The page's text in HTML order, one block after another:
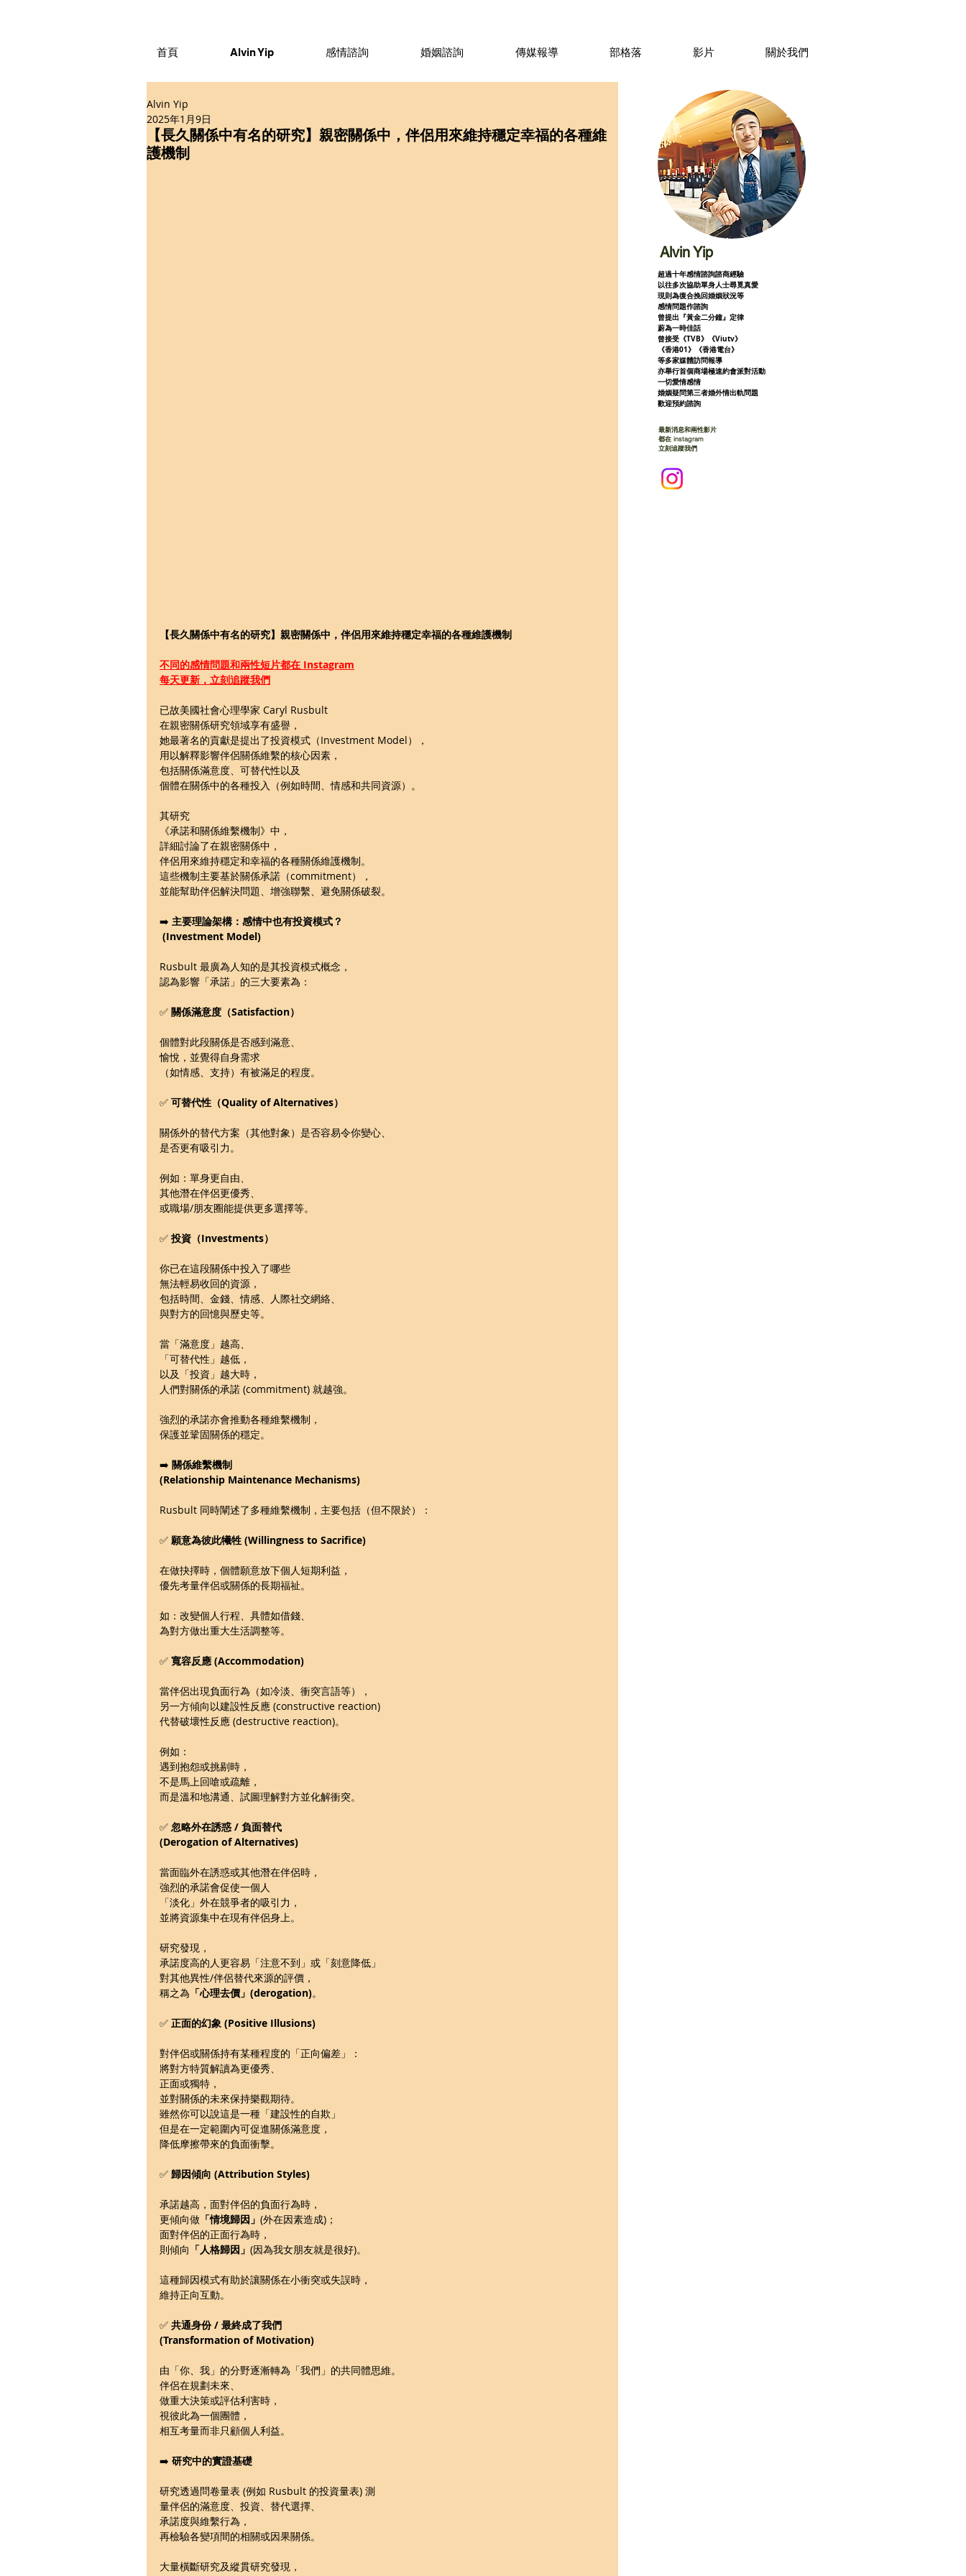
首頁 Alvin Yip 感情諮詢 婚姻諮詢 傳媒報導 部格落 影片 關於我們
【長久關係中有名的研究】親密關係中，伴侶用來維持穩定幸福的各種維
護機制
Alvin Yip
2025年1月9日
【長久關係中有名的研究】親密關係中，伴侶用來維持穩定幸福的各種維護機制
不同的感情問題和兩性短片都在 Instagram
每天更新，立刻追蹤我們
已故美國社會心理學家 Caryl Rusbult
在親密關係研究領域享有盛譽，
她最著名的貢獻是提出了投資模式（Investment Model），
用以解釋影響伴侶關係維繫的核心因素，
包括關係滿意度、可替代性以及
個體在關係中的各種投入（例如時間、情感和共同資源）。
其研究
《承諾和關係維繫機制》中，
詳細討論了在親密關係中，
伴侶用來維持穩定和幸福的各種關係維護機制。
這些機制主要基於關係承諾（commitment），
並能幫助伴侶解決問題、增強聯繫、避免關係破裂。
➡️ 主要理論架構：感情中也有投資模式？
(Investment Model)
Rusbult 最廣為人知的是其投資模式概念，
認為影響「承諾」的三大要素為：
✅ 關係滿意度（Satisfaction）
個體對此段關係是否感到滿意、
愉悅，並覺得自身需求
（如情感、支持）有被滿足的程度。
✅ 可替代性（Quality of Alternatives）
關係外的替代方案（其他對象）是否容易令你變心、
是否更有吸引力。
例如：單身更自由、
其他潛在伴侶更優秀、
或職場/朋友圈能提供更多選擇等。
✅ 投資（Investments）
你已在這段關係中投入了哪些
無法輕易收回的資源，
包括時間、金錢、情感、人際社交網絡、
與對方的回憶與歷史等。
當「滿意度」越高、
「可替代性」越低，
以及「投資」越大時，
人們對關係的承諾 (commitment) 就越強。
強烈的承諾亦會推動各種維繫機制，
保護並鞏固關係的穩定。
➡️ 關係維繫機制
(Relationship Maintenance Mechanisms)
Rusbult 同時闡述了多種維繫機制，主要包括（但不限於）：
✅ 願意為彼此犧牲 (Willingness to Sacrifice)
在做抉擇時，個體願意放下個人短期利益，
優先考量伴侶或關係的長期福祉。
如：改變個人行程、具體如借錢、
為對方做出重大生活調整等。
✅ 寬容反應 (Accommodation)
當伴侶出現負面行為（如冷淡、衝突言語等），
另一方傾向以建設性反應 (constructive reaction)
代替破壞性反應 (destructive reaction)。
例如：
遇到抱怨或挑剔時，
不是馬上回嗆或疏離，
而是溫和地溝通、試圖理解對方並化解衝突。
✅ 忽略外在誘惑 / 負面替代
(Derogation of Alternatives)
當面臨外在誘惑或其他潛在伴侶時，
強烈的承諾會促使一個人
「淡化」外在競爭者的吸引力，
並將資源集中在現有伴侶身上。
研究發現，
承諾度高的人更容易「注意不到」或「刻意降低」
對其他異性/伴侶替代來源的評價，
稱之為 「心理去價」(derogation)。
✅ 正面的幻象 (Positive Illusions)
對伴侶或關係持有某種程度的「正向偏差」：
將對方特質解讀為更優秀、
正面或獨特，
並對關係的未來保持樂觀期待。
雖然你可以說這是一種「建設性的自欺」
但是在一定範圍內可促進關係滿意度，
降低摩擦帶來的負面衝擊。
✅ 歸因傾向 (Attribution Styles)
承諾越高，面對伴侶的負面行為時，
更傾向做 「情境歸因」 (外在因素造成)；
面對伴侶的正面行為時，
則傾向 「人格歸因」 (因為我女朋友就是很好)。
這種歸因模式有助於讓關係在小衝突或失誤時，
維持正向互動。
✅ 共通身份 / 最終成了我們
(Transformation of Motivation)
由「你、我」的分野逐漸轉為「我們」的共同體思維。
伴侶在規劃未來、
做重大決策或評估利害時，
視彼此為一個團體，
相互考量而非只顧個人利益。
➡️ 研究中的實證基礎
研究透過問卷量表 (例如 Rusbult 的投資量表) 測
量伴侶的滿意度、投資、替代選擇、
承諾度與維繫行為，
再檢驗各變項間的相關或因果關係。
大量橫斷研究及縱貫研究發現，
Alvin Yip
超過十年感情諮詢諮商經驗
以往多次協助單身人士尋覓真愛
現則為復合挽回婚姻狀況等
感情問題作諮詢
曾提出『黃金二分鐘』定律
蔚為一時佳話
曾接受《TVB》《Viutv》
《香港01》
《香港電台》
等多家媒體訪問報導
亦舉行首個商場極速約會派對活動
一切愛情感情
婚姻疑問第三者婚外情出軌問題
歡迎預約諮詢
最新消息和兩性影片
都在 instagram
立刻追蹤我們